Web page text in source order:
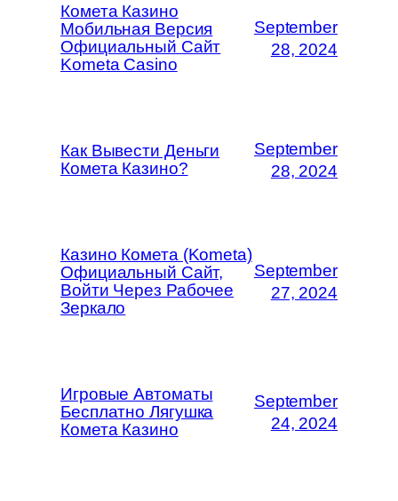
Комета Казино
Мобильная Версия
Официальный Сайт
Kometa Casino
September
28, 2024
Как Вывести Деньги
Комета Казино?
September
28, 2024
Казино Комета (Kometa)
Официальный Сайт,
Войти Через Рабочее
Зеркало
September
27, 2024
Игровые Автоматы
Бесплатно Лягушка
Комета Казино
September
24, 2024